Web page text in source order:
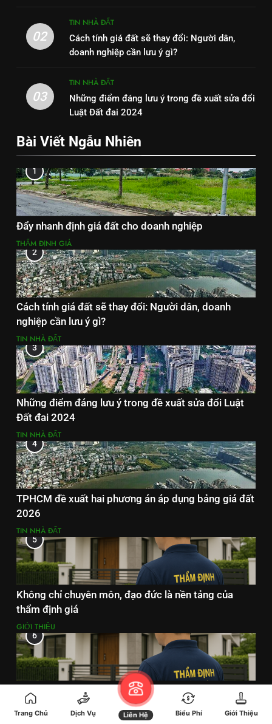
02
TIN NHÀ ĐẤT
Cách tính giá đất sẽ thay đổi: Người dân,
doanh nghiệp cần lưu ý gì?
03
TIN NHÀ ĐẤT
Những điểm đáng lưu ý trong đề xuất sửa đổi
Luật Đất đai 2024
Bài Viết Ngẫu Nhiên
1
Đẩy nhanh định giá đất cho doanh nghiệp
THẨM ĐỊNH GIÁ
2
Cách tính giá đất sẽ thay đổi: Người dân, doanh
nghiệp cần lưu ý gì?
TIN NHÀ ĐẤT
3
Những điểm đáng lưu ý trong đề xuất sửa đổi Luật
Đất đai 2024
TIN NHÀ ĐẤT
4
TPHCM đề xuất hai phương án áp dụng bảng giá đất
2026
TIN NHÀ ĐẤT
5
Không chỉ chuyên môn, đạo đức là nền tảng của
thẩm định giá
GIỚI THIỆU
6
Đạo đức nghề nghiệp trong thẩm định giá: Tại sao
tính khách quan và độc lập là yếu tố sống còn?
Trang Chủ Dịch Vụ Liên Hệ Biểu Phí Giới Thiệu